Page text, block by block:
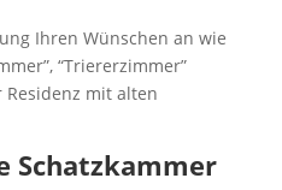
Ihren Wünschen an wie
“Triererzimmer”
Residenz mit alten
Schatzkammer